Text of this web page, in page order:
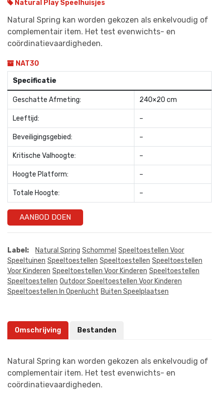
Natural Play Speelhuisjes
Natural Spring kan worden gekozen als enkelvoudig of
complementair item. Het test evenwichts- en
coördinatievaardigheden.
NAT30
Specificatie
Geschatte Afmeting: 240×20 cm
Leeftijd: –
Beveiligingsgebied: –
Kritische Valhoogte: –
Hoogte Platform: –
Totale Hoogte: –
AANBOD DOEN
Label: Natural Spring Schommel Speeltoestellen Voor
Speeltuinen Speeltoestellen Speeltoestellen Speeltoestellen
Voor Kinderen Speeltoestellen Voor Kinderen Speeltoestellen
Speeltoestellen Outdoor Speeltoestellen Voor Kinderen
Speeltoestellen In Openlucht Buiten Speelplaatsen
Omschrijving Bestanden
Natural Spring kan worden gekozen als enkelvoudig of
complementair item. Het test evenwichts- en
coördinatievaardigheden.